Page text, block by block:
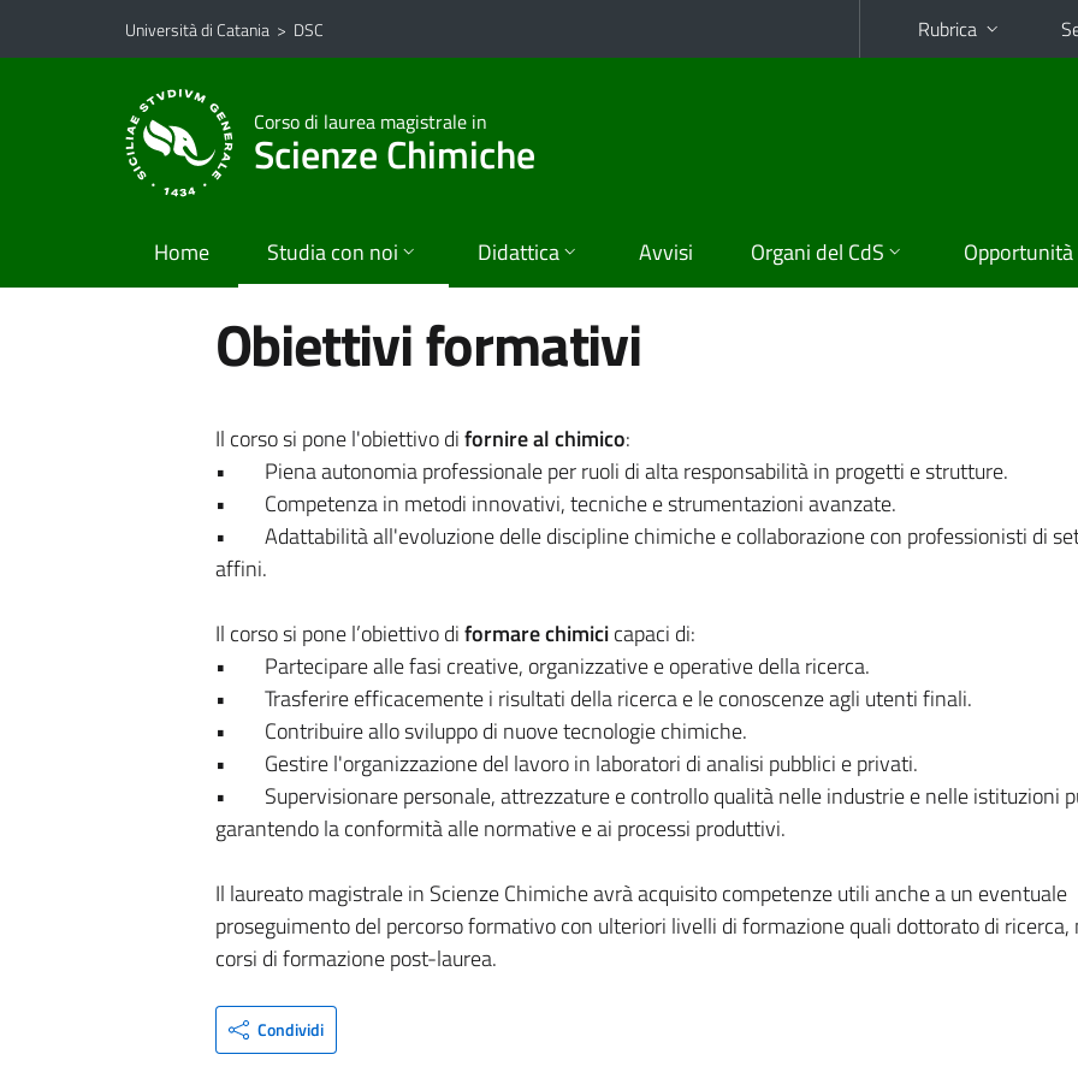
Vai al contenuto principale
Vai al menu di navigazione
Università di Catania > DSC Rubrica
Corso di laurea magistrale in
Scienze Chimiche
Home Studia con noi Didattica Avvisi Organi del CdS Opportunità
Obiettivi formativi
Il corso si pone l'obiettivo difornire al chimico:
• Piena autonomia professionale per ruoli di alta responsabilità in progetti e strutture.
• Competenza in metodi innovativi, tecniche e strumentazioni avanzate.
• Adattabilità all'evoluzione delle discipline chimiche e collaborazione con professionisti di
affini.
Il corso si pone l’obiettivo diformare chimicicapaci di:
• Partecipare alle fasi creative, organizzative e operative della ricerca.
• Trasferire efficacemente i risultati della ricerca e le conoscenze agli utenti finali.
• Contribuire allo sviluppo di nuove tecnologie chimiche.
• Gestire l'organizzazione del lavoro in laboratori di analisi pubblici e privati.
• Supervisionare personale, attrezzature e controllo qualità nelle industrie e nelle istituzioni
garantendo la conformità alle normative e ai processi produttivi.
Il laureato magistrale in Scienze Chimiche avrà acquisito competenze utili anche a un eventuale
proseguimento del percorso formativo con ulteriori livelli di formazione quali dottorato di ricerca,
corsi di formazione post-laurea.
Condividi